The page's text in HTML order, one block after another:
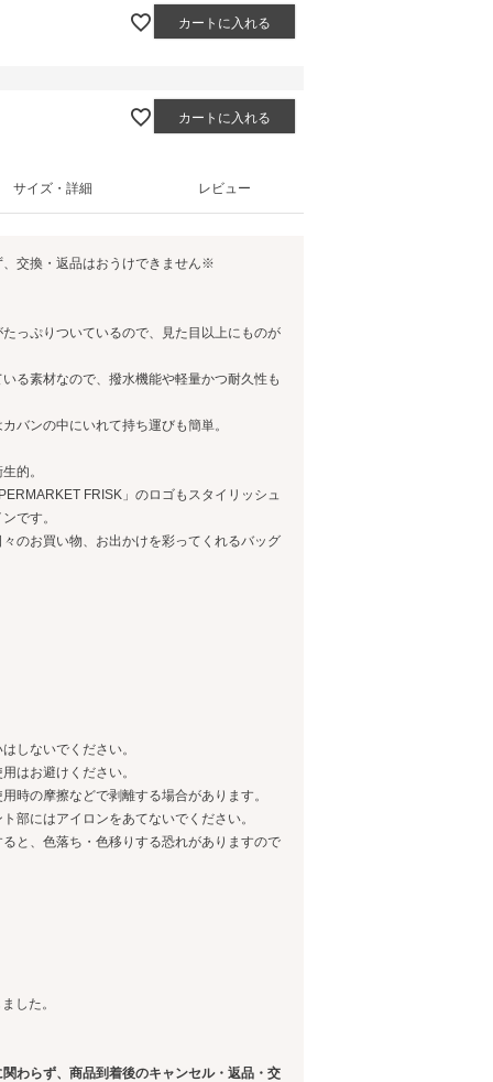
カートに入れる
カートに入れる
サイズ・詳細 レビュー
交換・返品はおうけできません※
っぷりついているので、見た目以上にものが
る素材なので、撥水機能や軽量かつ耐久性も
バンの中にいれて持ち運びも簡単。
的。
FRISK」のロゴもスタイリッシュ
です。
のお買い物、お出かけを彩ってくれるバッグ
しないでください。
はお避けください。
時の摩擦などで剥離する場合があります。
部にはアイロンをあてないでください。
と、色落ち・色移りする恐れがありますので
した。
わらず、商品到着後のキャンセル・返品・交